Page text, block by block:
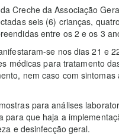
Creche da Associação
seis (6) crianças,
entre os 2 e os 3
se nos dias 21 e
médicas para tratamento
nem caso com sintomas
para análises
para que haja a
e desinfecção geral.